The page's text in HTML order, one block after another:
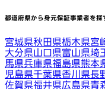
都道府県から身元保証事業者を探
宮城県秋田県栃木県宮
大分県山口県富山県埼
馬県兵庫県福島県熊本
児島県千葉県香川県長
佐賀県福井県広島県青